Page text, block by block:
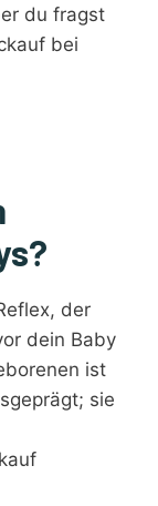
du fragst
bei
der
dein Baby
ist
sie